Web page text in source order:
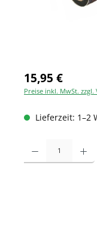
15,95 €
Preise inkl. MwSt. zzgl.
Lieferzeit: 1–2
Produkt Anzahl: Gib